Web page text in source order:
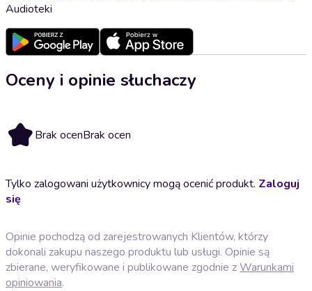
Audioteki
Oceny i opinie słuchaczy
Brak ocenBrak ocen
Tylko zalogowani użytkownicy mogą ocenić produkt. Zaloguj
się
Opinie pochodzą od zarejestrowanych Klientów, którzy
dokonali zakupu naszego produktu lub usługi. Opinie są
zbierane, weryfikowane i publikowane zgodnie zWarunkami
opiniowania.